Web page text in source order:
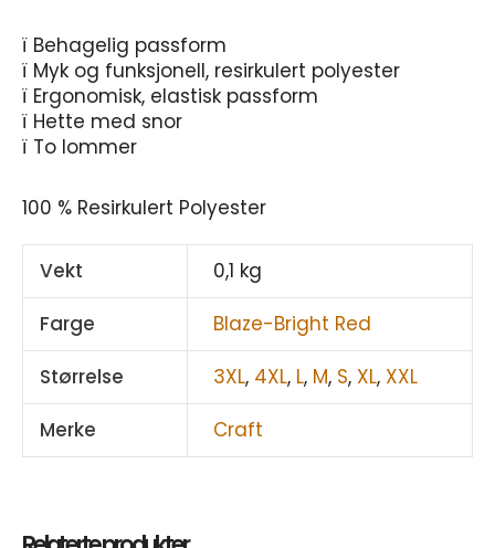
ï Behagelig passform
ï Myk og funksjonell, resirkulert polyester
ï Ergonomisk, elastisk passform
ï Hette med snor
ï To lommer
100 % Resirkulert Polyester
Vekt
0,1 kg
Farge
Blaze-Bright Red
Størrelse
3XL, 4XL, L, M, S, XL, XXL
Merke
Craft